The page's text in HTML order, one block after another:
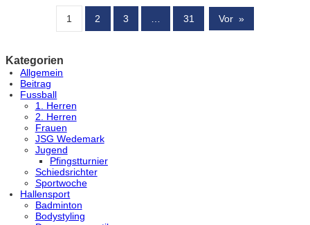
1 2 3 … 31 Vor »
Kategorien
Allgemein
Beitrag
Fussball
1. Herren
2. Herren
Frauen
JSG Wedemark
Jugend
Pfingstturnier
Schiedsrichter
Sportwoche
Hallensport
Badminton
Bodystyling